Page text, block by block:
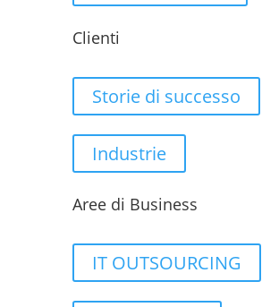
Clienti
Storie di successo
Industrie
Aree di Business
IT OUTSOURCING